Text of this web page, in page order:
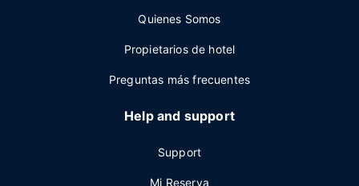
Quienes Somos
Propietarios de hotel
Preguntas más frecuentes
Help and support
Support
Mi Reserva